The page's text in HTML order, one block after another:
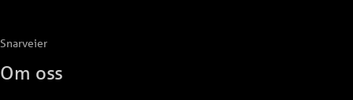
Snarveier
Om oss